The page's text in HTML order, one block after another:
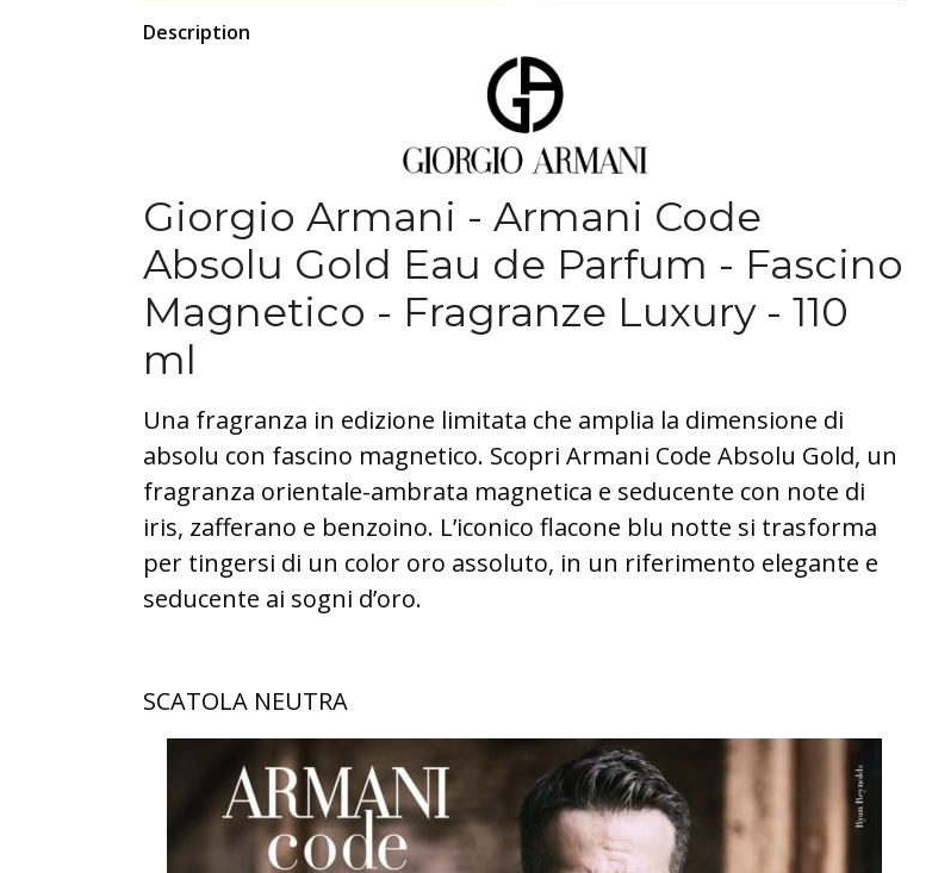
Description
Giorgio Armani - Armani Code
Absolu Gold Eau de Parfum - Fascino
Magnetico - Fragranze Luxury - 110
ml
Una fragranza in edizione limitata che amplia la dimensione di
absolu con fascino magnetico. Scopri Armani Code Absolu Gold, un
fragranza orientale-ambrata magnetica e seducente con note di
iris, zafferano e benzoino. L’iconico flacone blu notte si trasforma
per tingersi di un color oro assoluto, in un riferimento elegante e
seducente ai sogni d’oro.
SCATOLA NEUTRA